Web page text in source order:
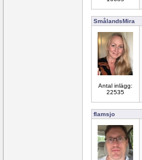
SmålandsMira
Antal inlägg:
22535
flamsjo